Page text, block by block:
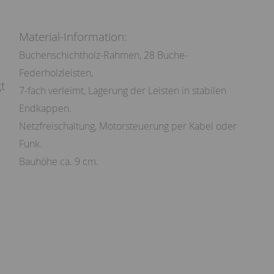
Material-Information:
Buchenschichtholz-Rahmen, 28 Buche-
Federholzleisten,
7-fach verleimt, Lagerung der Leisten in stabilen
Endkappen.
Netzfreischaltung, Motorsteuerung per Kabel oder
Funk.
Bauhöhe ca. 9 cm.